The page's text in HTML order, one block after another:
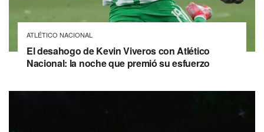
ATLÉTICO NACIONAL
El desahogo de Kevin Viveros con Atlético
Nacional: la noche que premió su esfuerzo